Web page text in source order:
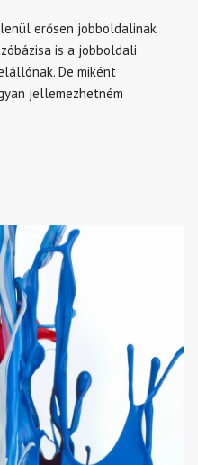
erősen jobboldalinak
is a jobboldali
De miként
jellemezhetném